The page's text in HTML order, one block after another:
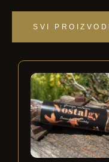
SVI PROIZVODI